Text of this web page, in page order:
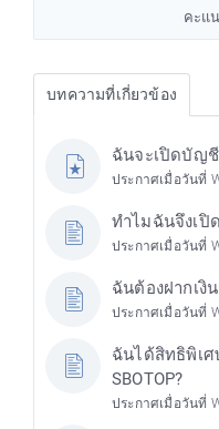
คะแ
บทความที่เกี่ยวข้อง
ฉันจะเปิดบัญชี
ประกาศเมื่อวันที่
ทำไมฉันจึงเปิ
ประกาศเมื่อวันที่
ฉันต้องฝากเงิ
ประกาศเมื่อวันที่
ฉันได้สิทธิพิเ
SBOTOP?
ประกาศเมื่อวันที่